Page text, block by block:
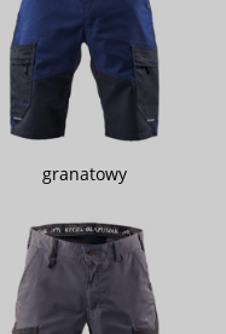
granatowy